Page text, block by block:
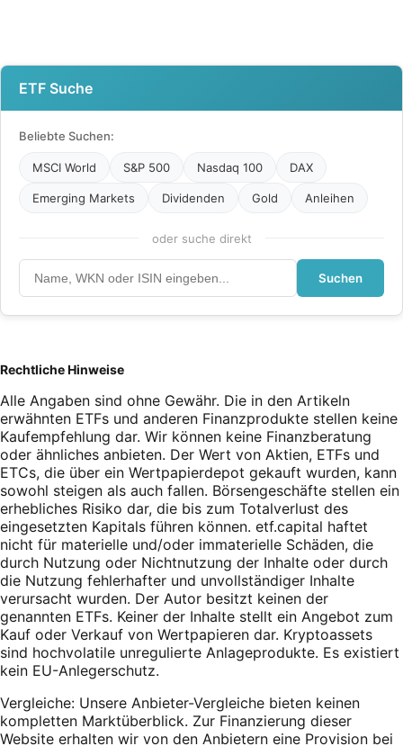
ETF Suche
Beliebte Suchen:
MSCI World S&P 500 Nasdaq 100 DAX
Emerging Markets Dividenden Gold Anleihen
oder suche direkt
Suchen
Rechtliche Hinweise
Alle Angaben sind ohne Gewähr. Die in den Artikeln
erwähnten ETFs und anderen Finanzprodukte stellen keine
Kaufempfehlung dar. Wir können keine Finanzberatung
oder ähnliches anbieten. Der Wert von Aktien, ETFs und
ETCs, die über ein Wertpapierdepot gekauft wurden, kann
sowohl steigen als auch fallen. Börsengeschäfte stellen ein
erhebliches Risiko dar, die bis zum Totalverlust des
eingesetzten Kapitals führen können. etf.capital haftet
nicht für materielle und/oder immaterielle Schäden, die
durch Nutzung oder Nichtnutzung der Inhalte oder durch
die Nutzung fehlerhafter und unvollständiger Inhalte
verursacht wurden. Der Autor besitzt keinen der
genannten ETFs. Keiner der Inhalte stellt ein Angebot zum
Kauf oder Verkauf von Wertpapieren dar. Kryptoassets
sind hochvolatile unregulierte Anlageprodukte. Es existiert
kein EU-Anlegerschutz.
Vergleiche: Unsere Anbieter-Vergleiche bieten keinen
kompletten Marktüberblick. Zur Finanzierung dieser
Website erhalten wir von den Anbietern eine Provision bei